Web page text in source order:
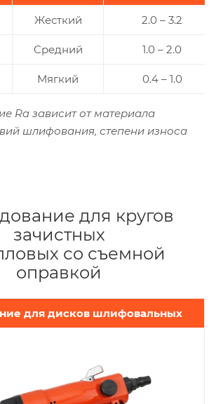
Жесткий 2.0 – 3.2
Средний 1.0 – 2.0
Мягкий 0.4 – 1.0
Ra зависит от материала
шлифования, степени износа
для кругов
зачистных
со съемной
оправкой
для дисков шлифовальных